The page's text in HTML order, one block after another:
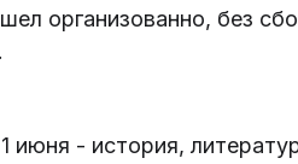
организованно, без
июня - история,